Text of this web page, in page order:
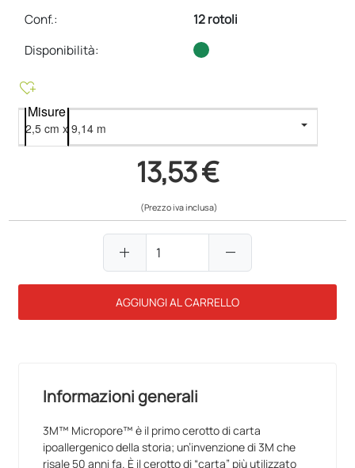
Conf.:
12 rotoli
Disponibilità:
heart_plus
Misure
13,53 €
(Prezzo iva inclusa)
add remove
AGGIUNGI AL CARRELLO
Informazioni generali
3M™ Micropore™ è il primo cerotto di carta
ipoallergenico della storia; un’invenzione di 3M che
risale 50 anni fa. È il cerotto di “carta” più utilizzato